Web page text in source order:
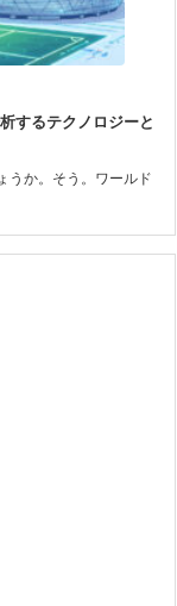
するテクノロジーと
うか。そう。ワールド